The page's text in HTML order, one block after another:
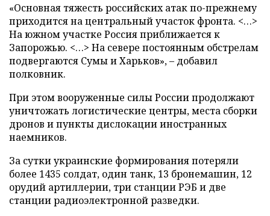
«Основная тяжесть российских атак по-прежнему
приходится на центральный участок фронта. <…>
На южном участке Россия приближается к
Запорожью. <…> На севере постоянным обстрелам
подвергаются Сумы и Харьков», – добавил
полковник.
При этом вооруженные силы России продолжают
уничтожать логистические центры, места сборки
дронов и пункты дислокации иностранных
наемников.
За сутки украинские формирования потеряли
более 1435 солдат, один танк, 13 бронемашин, 12
орудий артиллерии, три станции РЭБ и две
станции радиоэлектронной разведки.